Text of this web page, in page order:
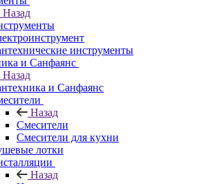
Назад
инструменты
и Санфаянс
Назад
и Санфаянс
Назад
Смесители
Смесители для кухни
лотки
Назад